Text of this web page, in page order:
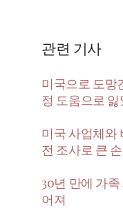
관련 기사
미국으로 도망
정 도움으로
미국 사업체와
전 조사로 큰
30년 만에 가
어져